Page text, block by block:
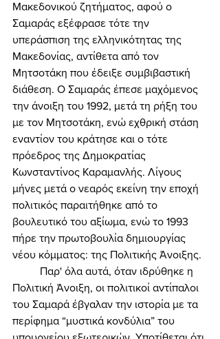
Μακεδονικού ζητήματος, αφού ο
Σαμαράς εξέφρασε τότε την
υπεράσπιση της ελληνικότητας της
Μακεδονίας, αντίθετα από τον
Μητσοτάκη που έδειξε συμβιβαστική
διάθεση. Ο Σαμαράς έπεσε μαχόμενος
την άνοιξη του 1992, μετά τη ρήξη του
με τον Μητσοτάκη, ενώ εχθρική στάση
εναντίον του κράτησε και ο τότε
πρόεδρος της Δημοκρατίας
Κωνσταντίνος Καραμανλής. Λίγους
μήνες μετά ο νεαρός εκείνη την εποχή
πολιτικός παραιτήθηκε από το
βουλευτικό του αξίωμα, ενώ το 1993
πήρε την πρωτοβουλία δημιουργίας
νέου κόμματος: της Πολιτικής Άνοιξης.
Πολιτική Άνοιξη, οι πολιτικοί αντίπαλοι
του Σαμαρά έβγαλαν την ιστορία με τα
περίφημα “μυστικά κονδύλια” του